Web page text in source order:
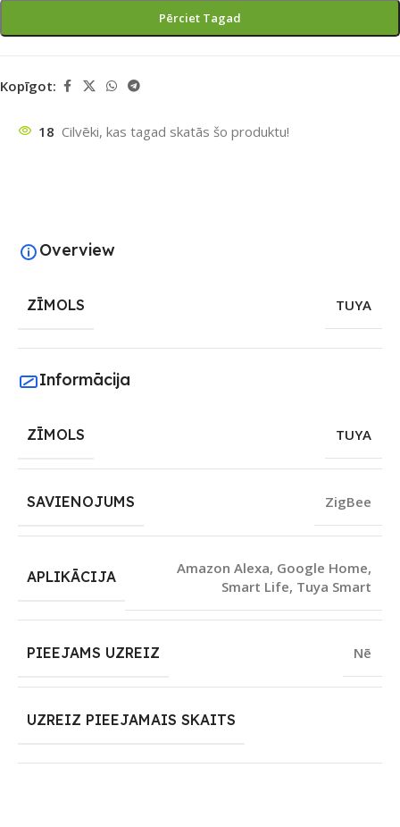
Pērciet Tagad
Kopīgot:
18 Cilvēki, kas tagad skatās šo produktu!
Overview
ZĪMOLS TUYA
Informācija
ZĪMOLS TUYA
SAVIENOJUMS ZigBee
APLIKĀCIJA
Amazon Alexa, Google Home,
Smart Life, Tuya Smart
PIEEJAMS UZREIZ Nē
UZREIZ PIEEJAMAIS SKAITS